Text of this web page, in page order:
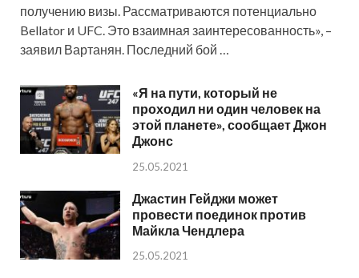
получению визы. Рассматриваются потенциально
Bellator и UFC. Это взаимная заинтересованность», –
заявил Вартанян. Последний бой …
«Я на пути, который не
проходил ни один человек на
этой планете», сообщает Джон
Джонс
25.05.2021
Джастин Гейджи может
провести поединок против
Майкла Чендлера
25.05.2021